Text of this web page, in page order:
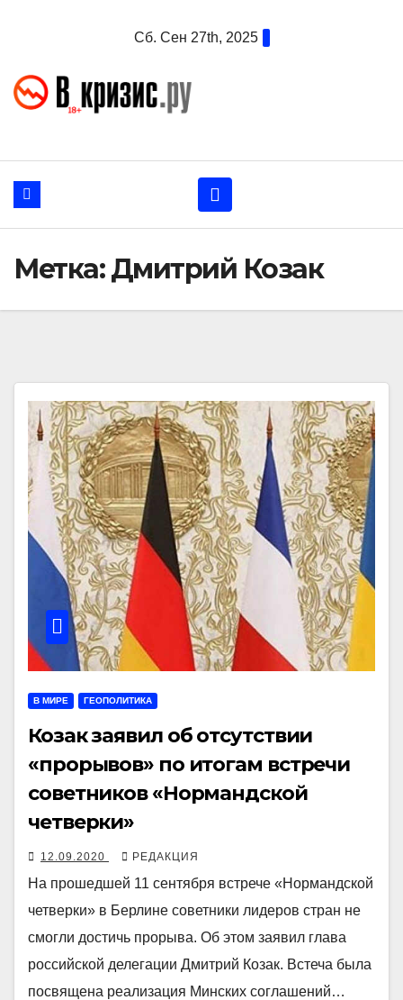
Сб. Сен 27th, 2025
Метка:Дмитрий Козак
В МИРЕ ГЕОПОЛИТИКА
Козак заявил об отсутствии
«прорывов» по итогам встречи
советников «Нормандской
четверки»
12.09.2020 РЕДАКЦИЯ
На прошедшей 11 сентября встрече «Нормандской
четверки» в Берлине советники лидеров стран не
смогли достичь прорыва. Об этом заявил глава
российской делегации Дмитрий Козак. Встеча была
посвящена реализация Минских соглашений…